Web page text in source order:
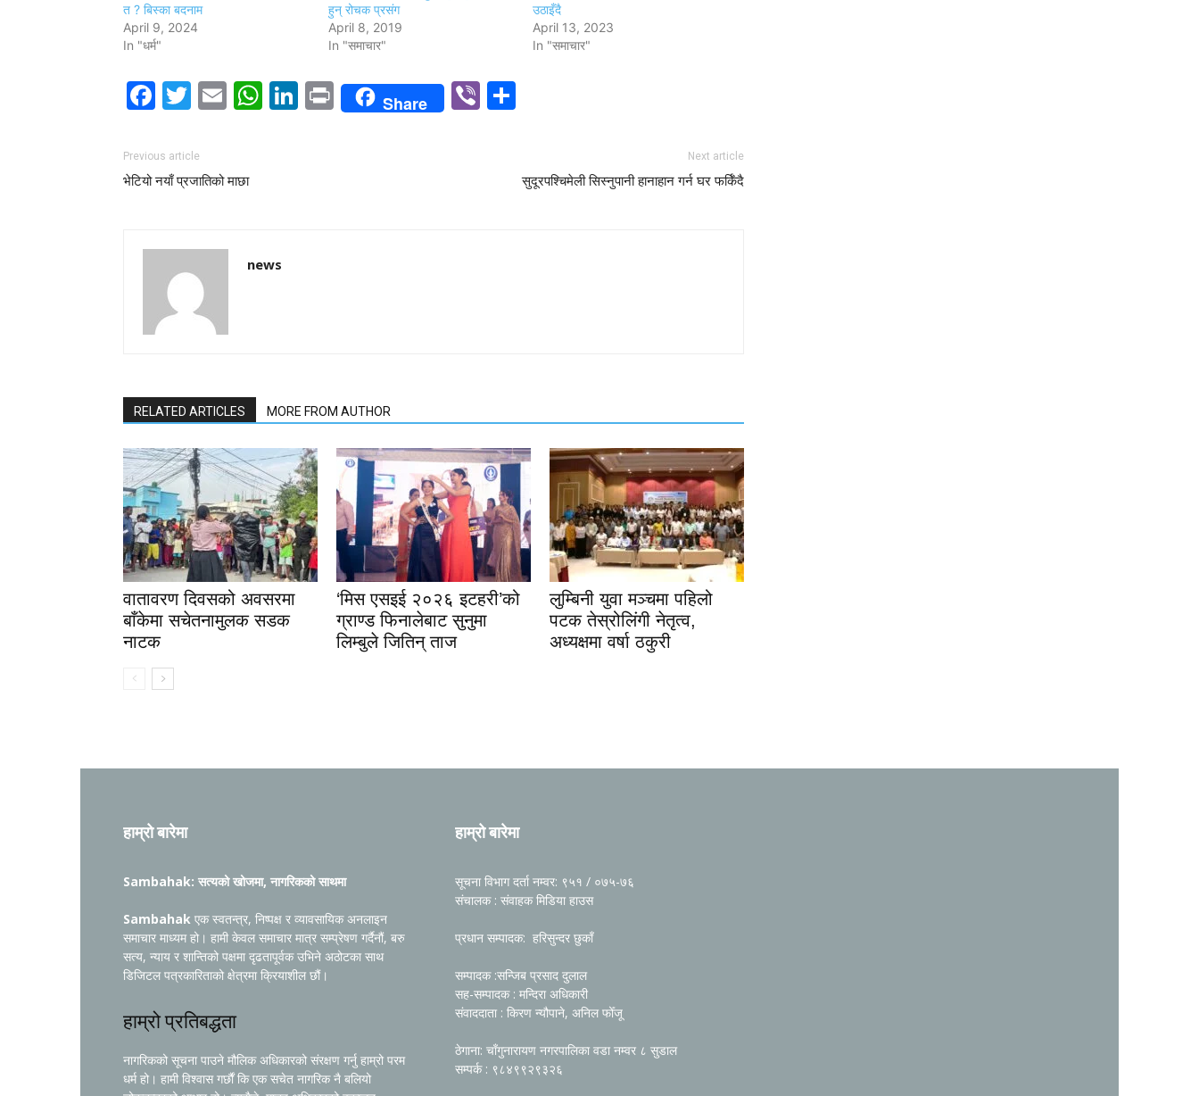
त ? बिस्का बदनाम
April 9, 2024
In "धर्म"
हुन् रोचक प्रसंग
April 8, 2019
In "समाचार"
उठाइँदै
April 13, 2023
In "समाचार"
Facebook
Twitter
EmailWhatsApp
LinkedIn
PrintShare Viber
Previous article
भेटियो नयाँ प्रजातिको माछा
Next article
सुदूरपश्चिमेली सिस्नुपानी हानाहान गर्न घर फर्किँदै
news
RELATED ARTICLES MORE FROM AUTHOR
वातावरण दिवसको अवसरमा
बाँकेमा सचेतनामुलक सडक
नाटक
‘मिस एसइई २०२६ इटहरी’को
ग्राण्ड फिनालेबाट सुनुमा
लिम्बुले जितिन् ताज
लुम्बिनी युवा मञ्चमा पहिलो
पटक तेस्रोलिंगी नेतृत्व,
अध्यक्षमा वर्षा ठकुरी
हाम्रो बारेमा
Sambahak: सत्यको खोजमा, नागरिकको साथमा
Sambahak एक स्वतन्त्र, निष्पक्ष र व्यावसायिक अनलाइन
समाचार माध्यम हो। हामी केवल समाचार मात्र सम्प्रेषण गर्दैनौं, बरु
सत्य, न्याय र शान्तिको पक्षमा दृढतापूर्वक उभिने अठोटका साथ
डिजिटल पत्रकारिताको क्षेत्रमा क्रियाशील छौं।
हाम्रो प्रतिबद्धता
नागरिकको सूचना पाउने मौलिक अधिकारको संरक्षण गर्नु हाम्रो परम
धर्म हो। हामी विश्वास गर्छौं कि एक सचेत नागरिक नै बलियो
हाम्रो बारेमा
सूचना विभाग दर्ता नम्वर: ९५१ / ०७५-७६
संचालक : संवाहक मिडिया हाउस
प्रधान सम्पादक: हरिसुन्दर छुकाँ
सम्पादक :सन्जिब प्रसाद दुलाल
सह-सम्पादक : मन्दिरा अधिकारी
संवाददाता : किरण न्यौपाने, अनिल फोँजू
ठेगाना: चाँगुनारायण नगरपालिका वडा नम्वर ८ सुडाल
सम्पर्क : ९८४९९२९३२६